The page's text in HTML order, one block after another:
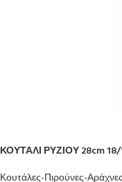
ΚΟΥΤΑΛΙ ΡΥΖΙΟΥ 28cm 18/
Κουτάλες-Πιρούνες-